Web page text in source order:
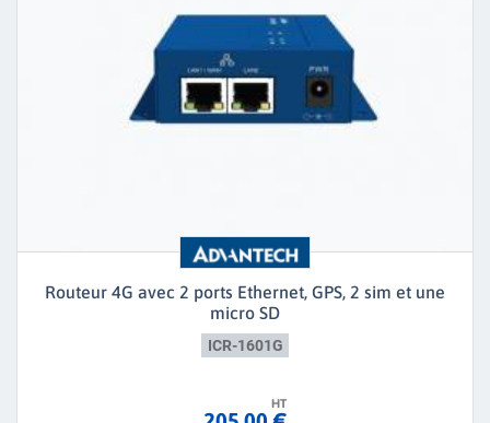
Routeur 4G avec 2 ports Ethernet, GPS, 2 sim et une
micro SD
ICR-1601G
HT